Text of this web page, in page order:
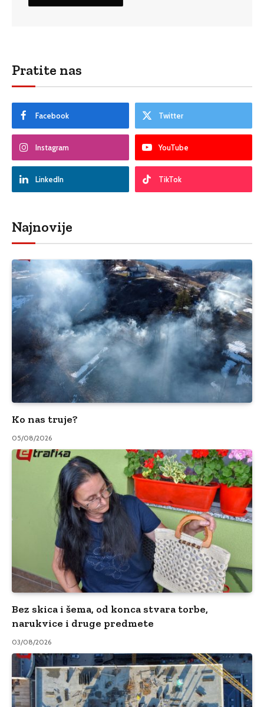
Pratite nas
Facebook Twitter
Instagram YouTube
LinkedIn TikTok
Najnovije
Ko nas truje?
05/08/2026
Bez skica i šema, od konca stvara torbe,
narukvice i druge predmete
03/08/2026